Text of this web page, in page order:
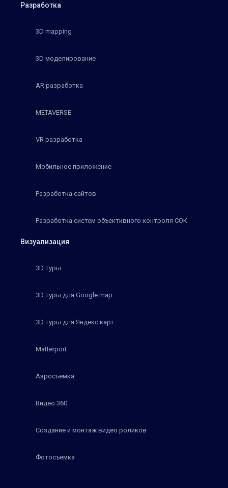
Разработка
3D mapping
3D моделирование
AR разработка
METAVERSE
VR разработка
Мобильное приложение
Разработка сайтов
Разработка систем объективного контроля СОК
Визуализация
3D туры
3D туры для Google map
3D туры для Яндекс карт
Matterport
Аэросъемка
Видео 360
Создание и монтаж видео роликов
Фотосъемка